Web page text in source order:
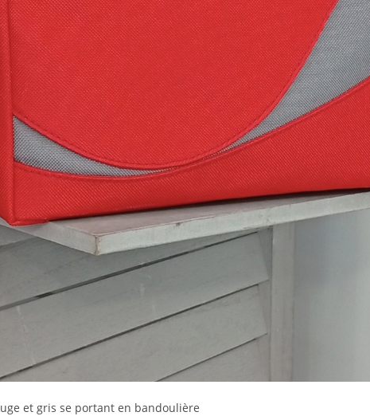
et gris se portant en bandoulière